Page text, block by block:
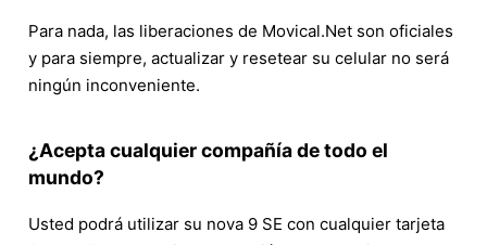
Para nada, las liberaciones de Movical.Net son oficiales
y para siempre, actualizar y resetear su celular no será
ningún inconveniente.
¿Acepta cualquier compañía de todo el
mundo?
Usted podrá utilizar su nova 9 SE con cualquier tarjeta